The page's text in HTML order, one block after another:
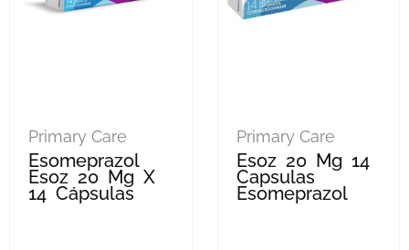
Primary Care
Esomeprazol
Esoz 20 Mg X
14 Cápsulas
Primary Care
Esoz 20 Mg 14
Capsulas
Esomeprazol